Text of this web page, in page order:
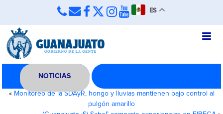
ES
NOTICIAS
« Monitoreo de la SDAyR, hongo y lluvias mantienen bajo control al
pulgón amarillo